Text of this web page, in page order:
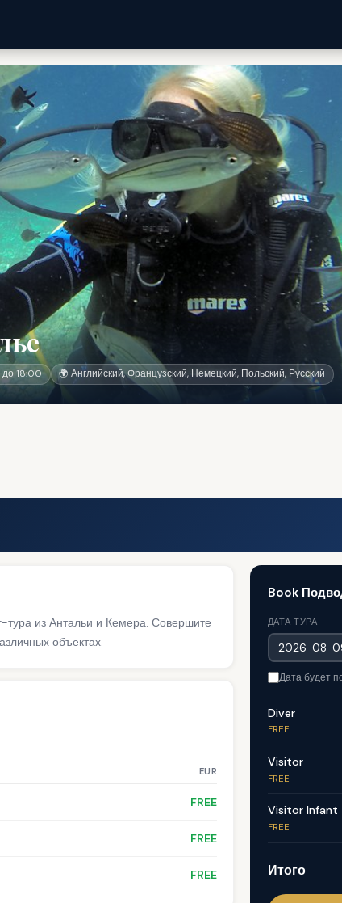
18:00 🌍 Английский, Французский, Немецкий, Польский, Русский
из Антальи и Кемера. Совершите
объектах.
EUR
FREE
FREE
FREE
Book
ДАТА ТУРА
Дата будет
Diver
FREE
Visitor
FREE
Visitor Infant
FREE
Итого